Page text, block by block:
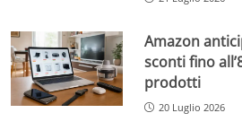
Amazon
sconti fino
prodotti
20 Luglio 2026